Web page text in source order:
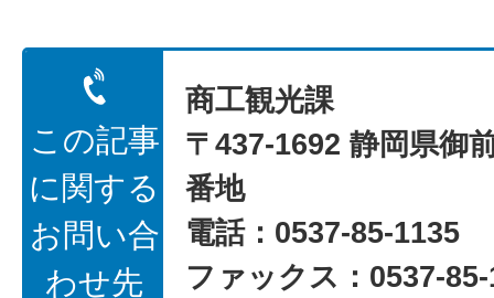
この記事
に関する
お問い合
わせ先
商工観光課
〒437-1692 静岡県御
番地
電話：0537-85-1135
ファックス：0537-